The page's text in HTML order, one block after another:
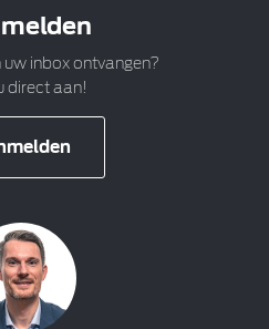
uw inbox ontvangen?
direct aan!